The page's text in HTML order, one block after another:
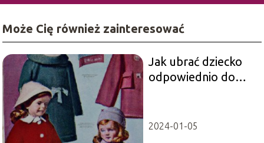
Może Cię również zainteresować
Jak ubrać dziecko
odpowiednio do
2024-01-05